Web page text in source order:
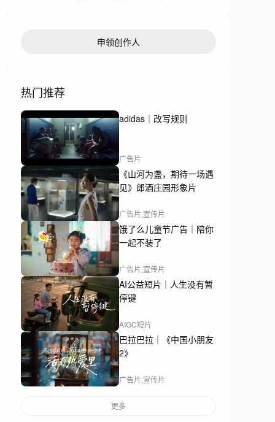
申领创作人
热门推荐
adidas｜改写规则
广告片
《山河为盏，期待一场遇
见》郎酒庄园形象片
广告片,宣传片
饿了么儿童节广告｜陪你
一起不装了
广告片,宣传片
AI公益短片｜人生没有暂
停键
AIGC短片
巴拉巴拉｜《中国小朋友
2》
广告片,宣传片
更多